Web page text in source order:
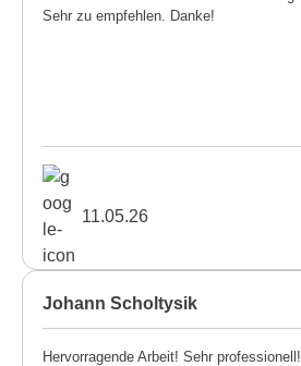
Sehr zu empfehlen. Danke!
11.05.26
Johann Scholtysik
Hervorragende Arbeit! Sehr